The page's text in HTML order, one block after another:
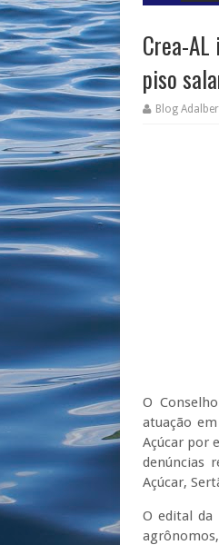
Crea-
piso
Blog
O
atuação
Açúcar por
denúncias
Açúcar,
O edital da